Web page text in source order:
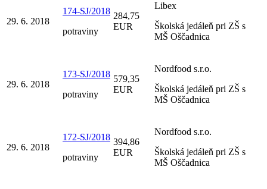
29. 6. 2018
174-SJ/2018
potraviny
284,75
EUR
Libex
Školská jedáleň pri ZŠ s
MŠ Oščadnica
29. 6. 2018
173-SJ/2018
potraviny
579,35
EUR
Nordfood s.r.o.
Školská jedáleň pri ZŠ s
MŠ Oščadnica
29. 6. 2018
172-SJ/2018
potraviny
394,86
EUR
Nordfood s.r.o.
Školská jedáleň pri ZŠ s
MŠ Oščadnica